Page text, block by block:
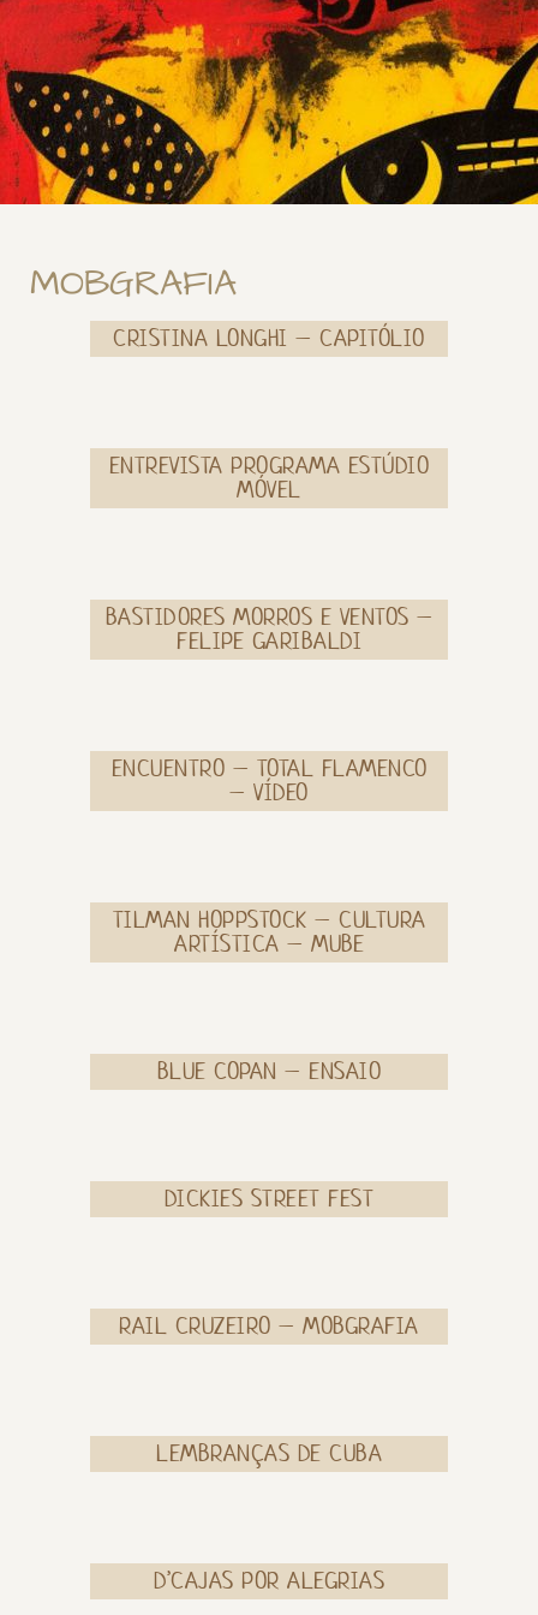
MOBGRAFIA
CRISTINA LONGHI – CAPITÓLIO
ENTREVISTA PROGRAMA ESTÚDIO
MÓVEL
BASTIDORES MORROS E VENTOS –
FELIPE GARIBALDI
ENCUENTRO – TOTAL FLAMENCO
– VÍDEO
TILMAN HOPPSTOCK – CULTURA
ARTÍSTICA – MUBE
BLUE COPAN – ENSAIO
DICKIES STREET FEST
RAIL CRUZEIRO – MOBGRAFIA
LEMBRANÇAS DE CUBA
D’CAJAS POR ALEGRIAS